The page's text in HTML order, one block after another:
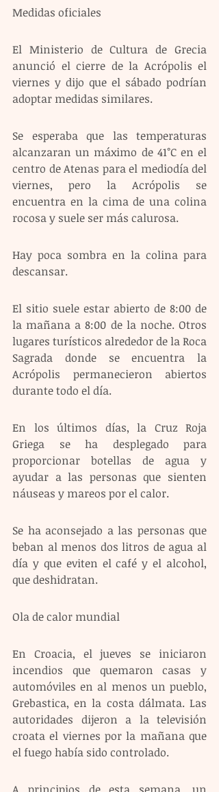
Medidas oficiales
El Ministerio de Cultura de Grecia
anunció el cierre de la Acrópolis el
viernes y dijo que el sábado podrían
adoptar medidas similares.
Se esperaba que las temperaturas
alcanzaran un máximo de 41°C en el
centro de Atenas para el mediodía del
viernes, pero la Acrópolis se
encuentra en la cima de una colina
rocosa y suele ser más calurosa.
Hay poca sombra en la colina para
descansar.
El sitio suele estar abierto de 8:00 de
la mañana a 8:00 de la noche. Otros
lugares turísticos alrededor de la Roca
Sagrada donde se encuentra la
Acrópolis permanecieron abiertos
durante todo el día.
En los últimos días, la Cruz Roja
Griega se ha desplegado para
proporcionar botellas de agua y
ayudar a las personas que sienten
náuseas y mareos por el calor.
Se ha aconsejado a las personas que
beban al menos dos litros de agua al
día y que eviten el café y el alcohol,
que deshidratan.
Ola de calor mundial
En Croacia, el jueves se iniciaron
incendios que quemaron casas y
automóviles en al menos un pueblo,
Grebastica, en la costa dálmata. Las
autoridades dijeron a la televisión
croata el viernes por la mañana que
el fuego había sido controlado.